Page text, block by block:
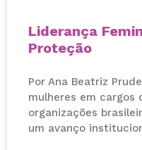
Liderança
Proteção
Por Ana Beatriz
mulheres em cargos
organizações
um avanço